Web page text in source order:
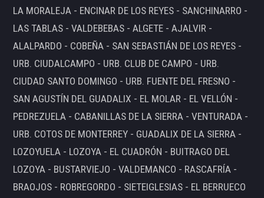
LA MORALEJA - ENCINAR DE LOS REYES - SANCHINARRO -
LAS TABLAS - VALDEBEBAS - ALGETE - AJALVIR -
ALALPARDO - COBEÑA - SAN SEBASTIÁN DE LOS REYES -
URB. CIUDALCAMPO - URB. CLUB DE CAMPO - URB.
CIUDAD SANTO DOMINGO - URB. FUENTE DEL FRESNO -
SAN AGUSTÍN DEL GUADALIX - EL MOLAR - EL VELLÓN -
PEDREZUELA - CABANILLAS DE LA SIERRA - VENTURADA -
URB. COTOS DE MONTERREY - GUADALIX DE LA SIERRA -
LOZOYUELA - LOZOYA - EL CUADRÓN - BUITRAGO DEL
LOZOYA - BUSTARVIEJO - VALDEMANCO - RASCAFRÍA -
BRAOJOS - ROBREGORDO - SIETEIGLESIAS - EL BERRUECO